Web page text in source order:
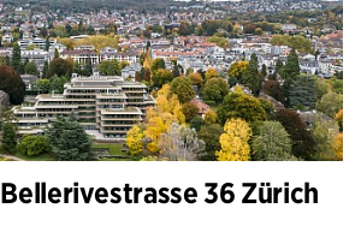
Bellerivestrasse 36 Zürich